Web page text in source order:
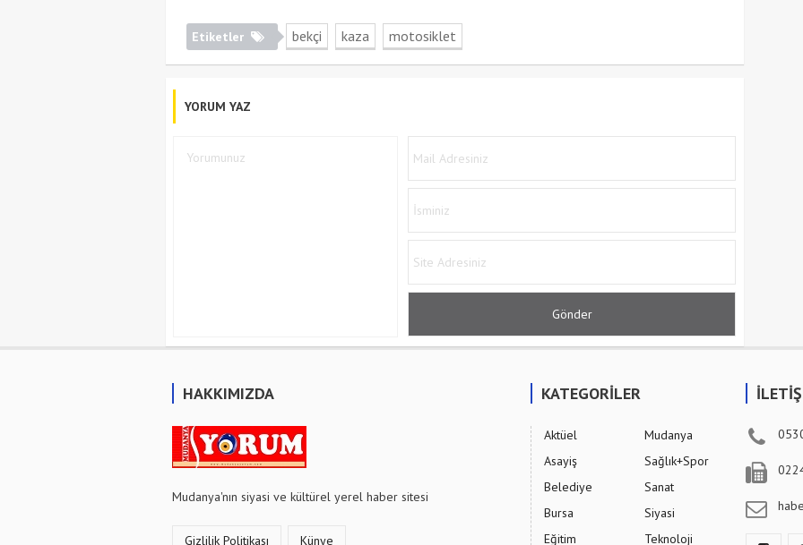
Etiketler bekçi kaza motosiklet
YORUM YAZ
HAKKIMIZDA
Mudanya'nın siyasi ve kültürel yerel haber sitesi
Gizlilik Politikası Künye
KATEGORİLER
Aktüel
Asayiş
Belediye
Bursa
Eğitim
Mudanya
Sağlık+Spor
Sanat
Siyasi
Teknoloji